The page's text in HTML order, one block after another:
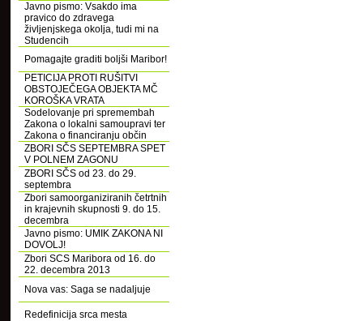
Javno pismo: Vsakdo ima
pravico do zdravega
življenjskega okolja, tudi mi na
Studencih
Pomagajte graditi boljši Maribor!
PETICIJA PROTI RUŠITVI
OBSTOJEČEGA OBJEKTA MČ
KOROŠKA VRATA
Sodelovanje pri spremembah
Zakona o lokalni samoupravi ter
Zakona o financiranju občin
ZBORI SČS SEPTEMBRA SPET
V POLNEM ZAGONU
ZBORI SČS od 23. do 29.
septembra
Zbori samoorganiziranih četrtnih
in krajevnih skupnosti 9. do 15.
decembra
Javno pismo: UMIK ZAKONA NI
DOVOLJ!
Zbori SCS Maribora od 16. do
22. decembra 2013
Nova vas: Saga se nadaljuje
Redefinicija srca mesta